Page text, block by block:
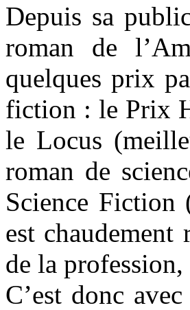
Depuis sa
roman de
quelques prix
fiction : le Prix
le Locus
roman de
Science Fiction
est chaudement
de la
C’est donc